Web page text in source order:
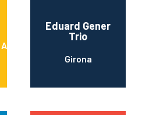
Alicante (Alacant)
Eduard Gener
Trio
Girona